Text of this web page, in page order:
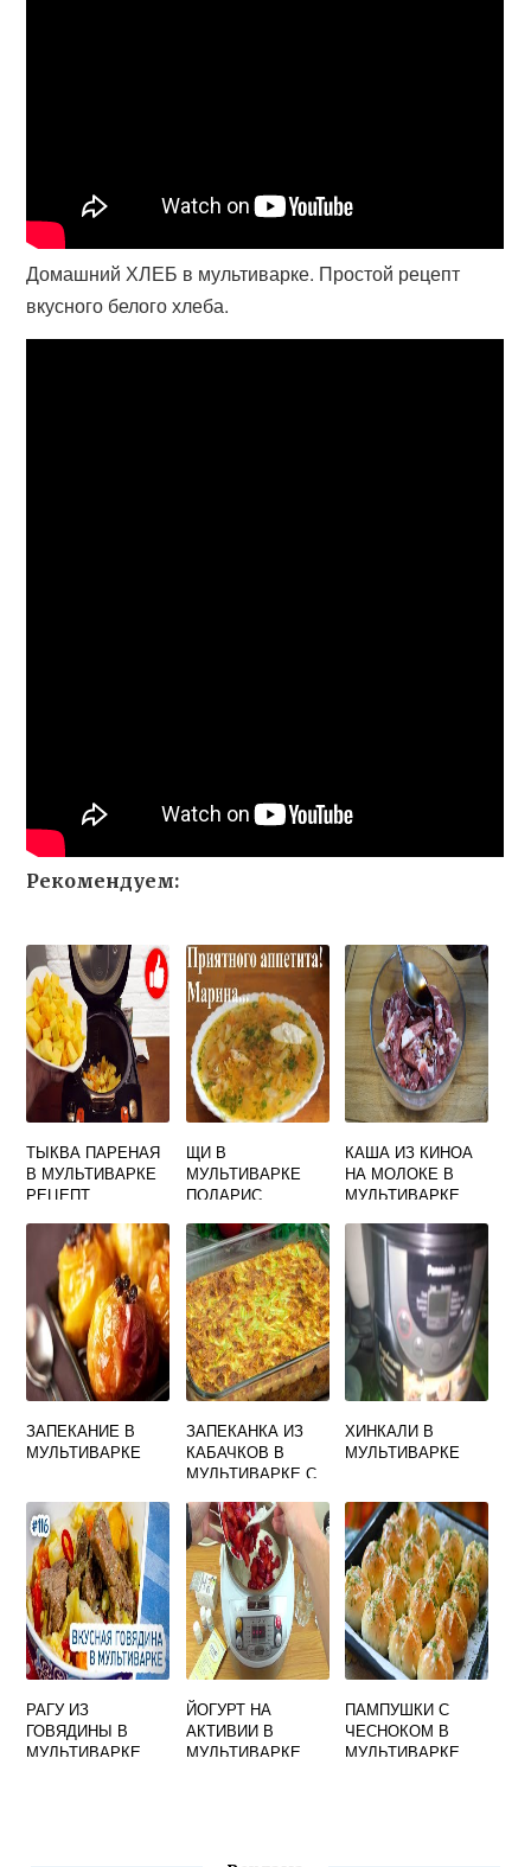
Домашний ХЛЕБ в мультиварке. Простой рецепт
вкусного белого хлеба.
Рекомендуем:
ТЫКВА ПАРЕНАЯ
В МУЛЬТИВАРКЕ
РЕЦЕПТ
ЩИ В
МУЛЬТИВАРКЕ
ПОЛАРИС
КАША ИЗ КИНОА
НА МОЛОКЕ В
МУЛЬТИВАРКЕ
ЗАПЕКАНИЕ В
МУЛЬТИВАРКЕ
ЗАПЕКАНКА ИЗ
КАБАЧКОВ В
МУЛЬТИВАРКЕ С
СЫРОМ
ХИНКАЛИ В
МУЛЬТИВАРКЕ
РАГУ ИЗ
ГОВЯДИНЫ В
МУЛЬТИВАРКЕ
ЙОГУРТ НА
АКТИВИИ В
МУЛЬТИВАРКЕ
ПАМПУШКИ С
ЧЕСНОКОМ В
МУЛЬТИВАРКЕ